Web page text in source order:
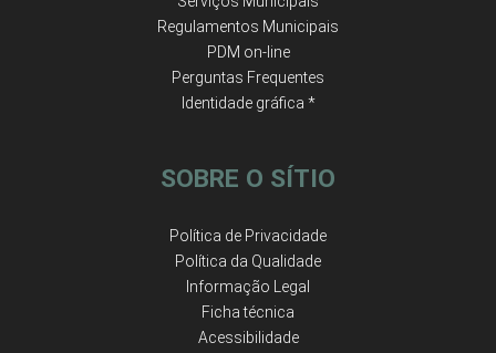
Regulamentos Municipais
PDM on-line
Perguntas Frequentes
Identidade gráfica *
SOBRE O SÍTIO
Política de Privacidade
Política da Qualidade
Informação Legal
Ficha técnica
Acessibilidade